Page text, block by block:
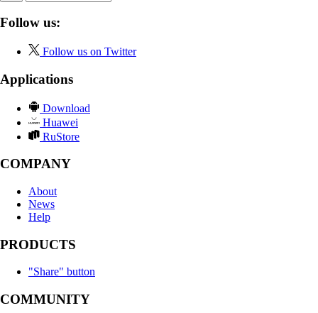
Follow us:
Follow us on Twitter
Applications
Download
Huawei
RuStore
COMPANY
About
News
Help
PRODUCTS
"Share" button
COMMUNITY